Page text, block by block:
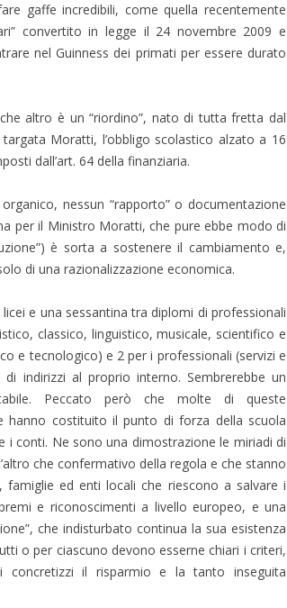
gaffe incredibili, come quella recentemente
convertito in legge il 24 novembre 2009 e
nel Guinness dei primati per essere durato
altro è un “riordino”, nato di tutta fretta dal
Moratti, l’obbligo scolastico alzato a 16
dall’art. 64 della finanziaria.
nessun “rapporto” o documentazione
per il Ministro Moratti, che pure ebbe modo di
è sorta a sostenere il cambiamento e,
di una razionalizzazione economica.
e una sessantina tra diplomi di professionali
classico, linguistico, musicale, scientifico e
e tecnologico) e 2 per i professionali (servizi e
indirizzi al proprio interno. Sembrerebbe un
Peccato però che molte di queste
hanno costituito il punto di forza della scuola
i conti. Ne sono una dimostrazione le miriadi di
che confermativo della regola e che stanno
famiglie ed enti locali che riescono a salvare i
e riconoscimenti a livello europeo, e una
che indisturbato continua la sua esistenza
o per ciascuno devono esserne chiari i criteri,
concretizzi il risparmio e la tanto inseguita